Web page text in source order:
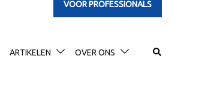
VOOR PROFESSIONALS
ARTIKELEN OVER ONS Search